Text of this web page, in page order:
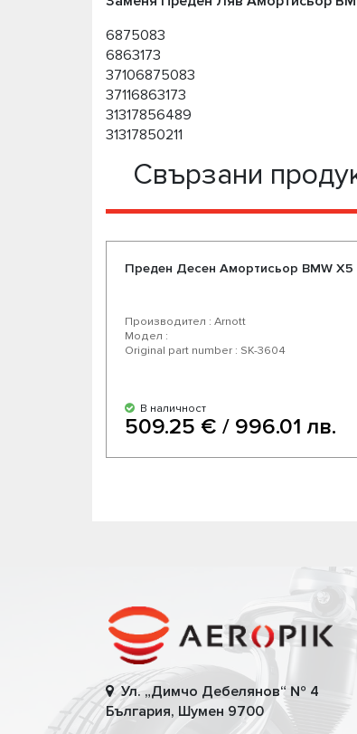
6875083
6863173
37106875083
37116863173
31317856489
31317850211
Свързани
Преден Десен Амортисьор BMW X5
Производител : Arnott
Модел :
Original part number : SK-3604
В наличност
509.25 € / 996.01 лв.
Ул. „Димчо Дебелянов“ № 4
България, Шумен 9700